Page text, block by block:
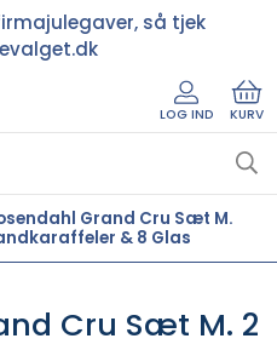
så tjek
LOG IND KURV
Grand Cru Sæt M.
& 8 Glas
Cru Sæt M. 2